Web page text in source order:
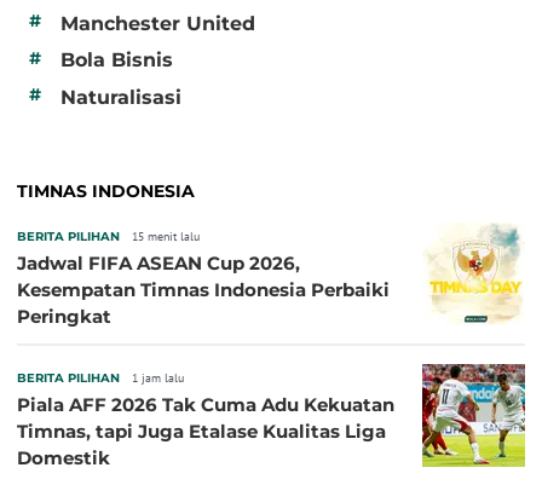
# Manchester United
# Bola Bisnis
# Naturalisasi
TIMNAS INDONESIA
BERITA PILIHAN 15 menit lalu
Jadwal FIFA ASEAN Cup 2026,
Kesempatan Timnas Indonesia Perbaiki
Peringkat
BERITA PILIHAN 1 jam lalu
Piala AFF 2026 Tak Cuma Adu Kekuatan
Timnas, tapi Juga Etalase Kualitas Liga
Domestik